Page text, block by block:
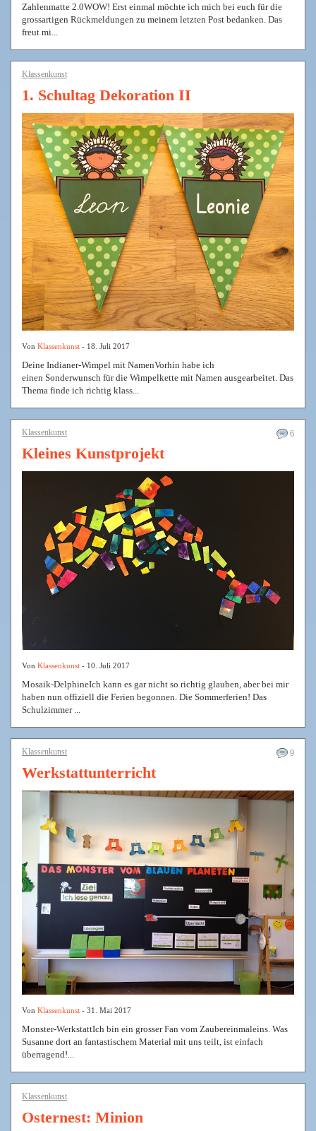
Zahlenmatte 2.0WOW! Erst einmal möchte ich mich bei euch für die
grossartigen Rückmeldungen zu meinem letzten Post bedanken. Das
freut mi...
Klassenkunst
1. Schultag Dekoration II
Von Klassenkunst - 18. Juli 2017
Deine Indianer-Wimpel mit NamenVorhin habe ich
einen Sonderwunsch für die Wimpelkette mit Namen ausgearbeitet. Das
Thema finde ich richtig klass...
6
Klassenkunst
Kleines Kunstprojekt
Von Klassenkunst - 10. Juli 2017
Mosaik-DelphineIch kann es gar nicht so richtig glauben, aber bei mir
haben nun offiziell die Ferien begonnen. Die Sommerferien! Das
Schulzimmer ...
9
Klassenkunst
Werkstattunterricht
Von Klassenkunst - 31. Mai 2017
Monster-WerkstattIch bin ein grosser Fan vom Zaubereinmaleins. Was
Susanne dort an fantastischem Material mit uns teilt, ist einfach
überragend!...
Klassenkunst
Osternest: Minion